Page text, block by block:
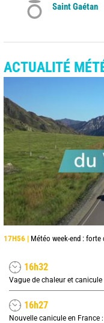
Saint Gaétan
ACTUALITÉ
17H56 | Météo week-end :
16h32
16h27
Nouvelle canicule en France